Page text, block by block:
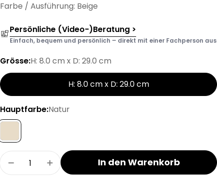
Farbe / Ausführung: Beige
Persönliche (Video-)Beratung >
Einfach, bequem und persönlich – direkt mit einer Fachperson aus
Grösse:H: 8.0 cm x D: 29.0 cm
H: 8.0 cm x D: 29.0 cm
Hauptfarbe:Natur
Menge
Menge für AVENZA Wand- / Deckenleuchte
Menge für AVENZA Wand- /
In den Warenkorb